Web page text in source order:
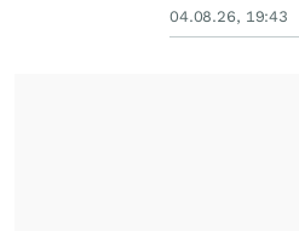
04.08.26, 19:43